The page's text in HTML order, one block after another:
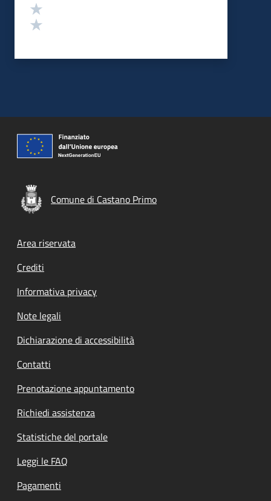
Comune di Castano Primo
Footer menu
Area riservata
Crediti
Informativa privacy
Note legali
Dichiarazione di accessibilità
Contatti
Prenotazione appuntamento
Richiedi assistenza
Statistiche del portale
Leggi le FAQ
Pagamenti